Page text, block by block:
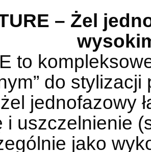
– Żel
to
do
jednofazowy
i uszczelnienie
jako